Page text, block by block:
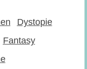
Dystopie
Fantasy